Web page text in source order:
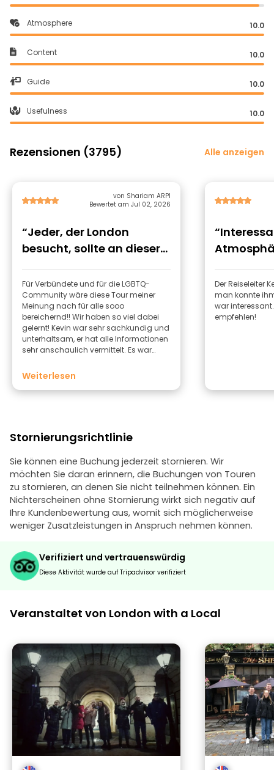
Atmosphere 10.0
Content 10.0
Guide 10.0
Usefulness 10.0
Rezensionen (3795) Alle anzeigen
von Shariam ARPI
Bewertet am Jul 02, 2026
“Jeder, der London
besucht, sollte an dieser
Tour teilnehmen!!”
Für Verbündete und für die LGBTQ-
Community wäre diese Tour meiner
Meinung nach für alle sooo
bereichernd!! Wir haben so viel dabei
gelernt! Kevin war sehr sachkundig und
unterhaltsam, er hat alle Informationen
sehr anschaulich vermittelt. Es war
sondern auch sehr, sehr inspirierend,
wichtig, sich an unsere Geschichte zu
Weiterlesen
Der Reiseleiter
man konnte
war
empfehlen!
Stornierungsrichtlinie
Sie können eine Buchung jederzeit stornieren. Wir
möchten Sie daran erinnern, die Buchungen von Touren
zu stornieren, an denen Sie nicht teilnehmen können. Ein
Nichterscheinen ohne Stornierung wirkt sich negativ auf
Ihre Kundenbewertung aus, womit sich möglicherweise
weniger Zusatzleistungen in Anspruch nehmen können.
Verifiziert und vertrauenswürdig
Diese Aktivität wurde auf Tripadvisor verifiziert
Veranstaltet von London with a Local